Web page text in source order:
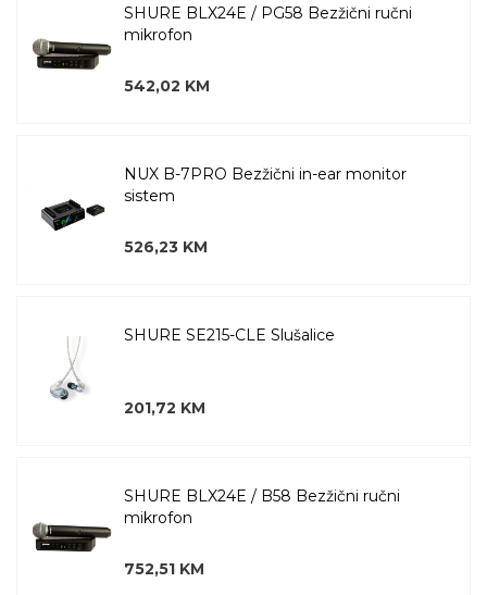
SHURE BLX24E / PG58 Bezžični ručni
mikrofon
542,02 KM
NUX B-7PRO Bezžični in-ear monitor
sistem
526,23 KM
SHURE SE215-CLE Slušalice
201,72 KM
SHURE BLX24E / B58 Bezžični ručni
mikrofon
752,51 KM